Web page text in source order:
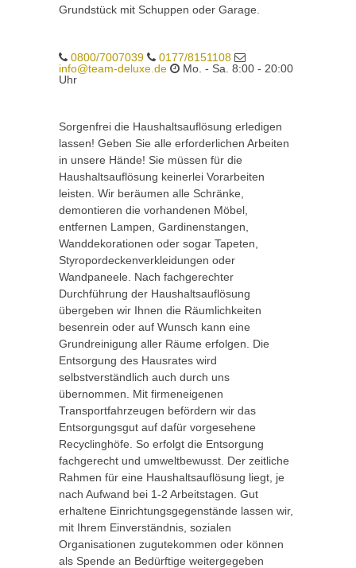
Grundstück mit Schuppen oder Garage.
0800/7007039
0177/8151108
info@team-deluxe.de
Mo. - Sa. 8:00 - 20:00
Uhr
Sorgenfrei die Haushaltsauflösung erledigen
lassen! Geben Sie alle erforderlichen Arbeiten
in unsere Hände! Sie müssen für die
Haushaltsauflösung keinerlei Vorarbeiten
leisten. Wir beräumen alle Schränke,
demontieren die vorhandenen Möbel,
entfernen Lampen, Gardinenstangen,
Wanddekorationen oder sogar Tapeten,
Styropordeckenverkleidungen oder
Wandpaneele. Nach fachgerechter
Durchführung der Haushaltsauflösung
übergeben wir Ihnen die Räumlichkeiten
besenrein oder auf Wunsch kann eine
Grundreinigung aller Räume erfolgen. Die
Entsorgung des Hausrates wird
selbstverständlich auch durch uns
übernommen. Mit firmeneigenen
Transportfahrzeugen befördern wir das
Entsorgungsgut auf dafür vorgesehene
Recyclinghöfe. So erfolgt die Entsorgung
fachgerecht und umweltbewusst. Der zeitliche
Rahmen für eine Haushaltsauflösung liegt, je
nach Aufwand bei 1-2 Arbeitstagen. Gut
erhaltene Einrichtungsgegenstände lassen wir,
mit Ihrem Einverständnis, sozialen
Organisationen zugutekommen oder können
als Spende an Bedürftige weitergegeben